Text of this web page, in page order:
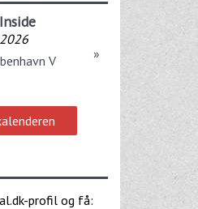
V
»
profil og få: